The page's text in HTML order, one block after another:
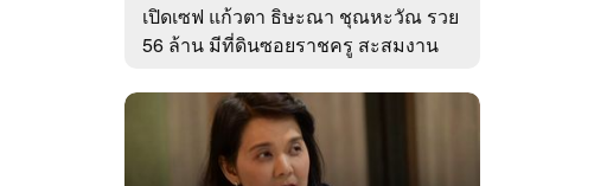
เปิดเซฟ แก้วตา ธิษะณา ชุณหะวัณ รวย
56 ล้าน มีที่ดินซอยราชครู สะสมงาน